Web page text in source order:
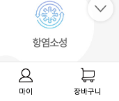
마이 장바구니